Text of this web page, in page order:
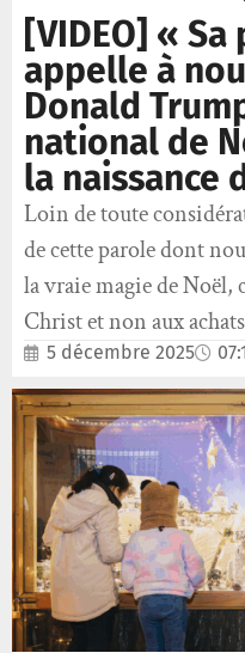
[VIDEO] «
appelle à
Donald
national de
la naissance
Loin de toute
de cette parole dont
la vraie magie de Noël,
Christ et non aux achats
5 décembre 2025